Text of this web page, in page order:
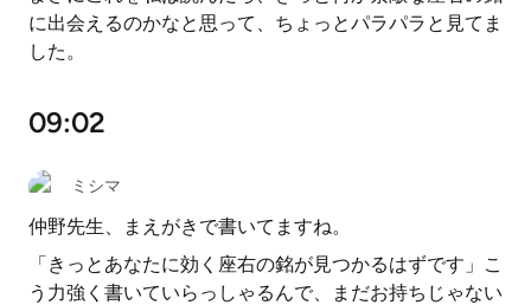
に出会えるのかなと思って、ちょっとパラパラと見てま
した。
09:02
ミシマ
仲野先生、まえがきで書いてますね。
「きっとあなたに効く座右の銘が見つかるはずです」こ
う力強く書いていらっしゃるんで、まだお持ちじゃない